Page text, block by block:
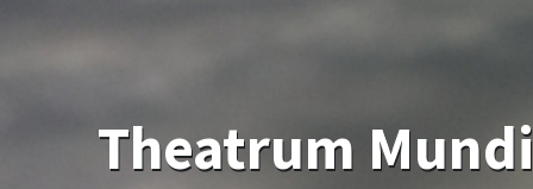
Theatrum Mundi